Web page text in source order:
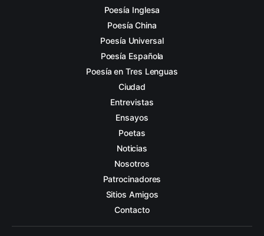
Poesía Inglesa
Poesía China
Poesía Universal
Poesía Española
Poesía en Tres Lenguas
Ciudad
Entrevistas
Ensayos
Poetas
Noticias
Nosotros
Patrocinadores
Sitios Amigos
Contacto